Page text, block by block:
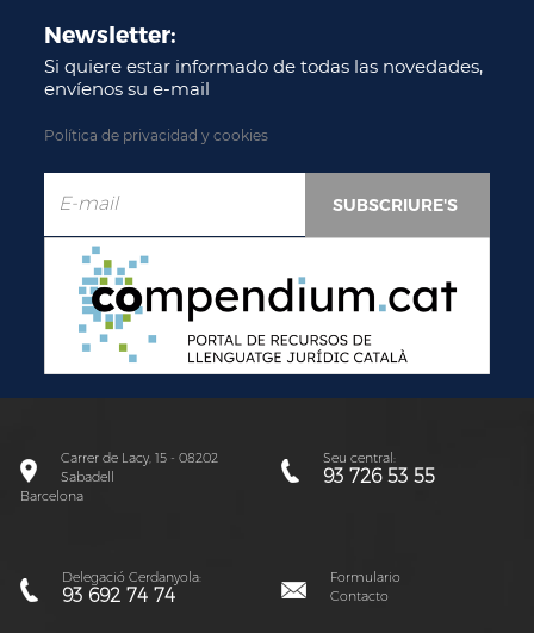
Newsletter:
Si quiere estar informado de todas las novedades,
envíenos su e-mail
Política de privacidad y cookies
Carrer de Lacy, 15 - 08202
Sabadell
Barcelona
Seu central:
93 726 53 55
Delegació Cerdanyola:
93 692 74 74
Formulario
Contacto